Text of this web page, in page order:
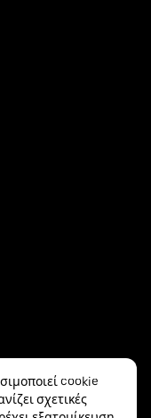
cookie
σχετικές